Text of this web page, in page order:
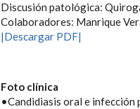
Discusión patológica:
Colaboradores: Manrique
|Descargar PDF|
Foto clínica
•Candidiasis oral e infección